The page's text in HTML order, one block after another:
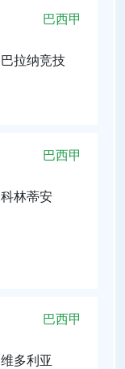
巴西甲
巴拉纳竞技
巴西甲
科林蒂安
巴西甲
维多利亚